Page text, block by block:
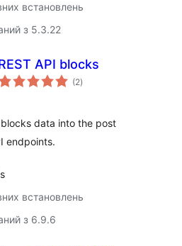
встановлень
з 5.3.22
API blocks
(2загальний
рейтинг
)
data into the post
endpoints.
встановлень
з 6.9.6